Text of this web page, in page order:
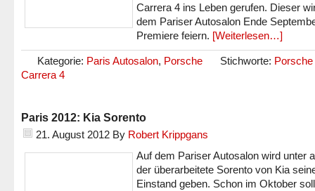
Carrera 4 ins Leben gerufen. Dieser
dem Pariser Autosalon Ende
Premiere feiern. [Weiterlesen…]
Kategorie: Paris Autosalon, Porsche Stichworte: Porsche
Carrera 4
Paris 2012: Kia Sorento
21. August 2012 By Robert Krippgans
Auf dem Pariser Autosalon wird unter
der überarbeitete Sorento von Kia
Einstand geben. Schon im Oktober